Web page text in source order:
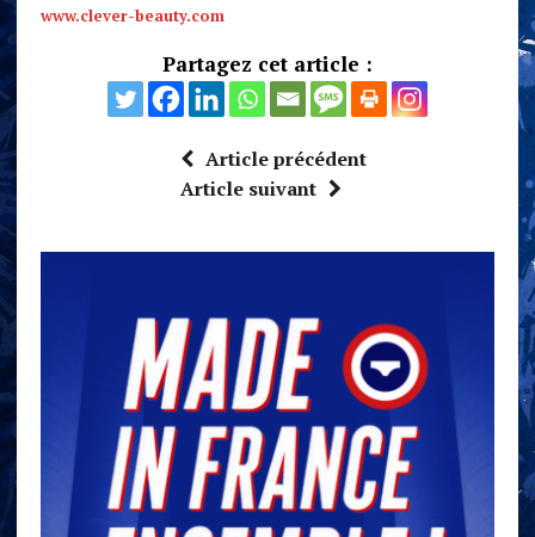
www.clever-beauty.com
Partagez cet article :
Article précédent
Article suivant